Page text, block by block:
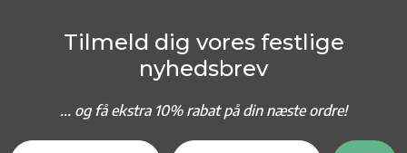
Tilmeld dig vores festlige
nyhedsbrev
... og få ekstra 10% rabat på din næste ordre!